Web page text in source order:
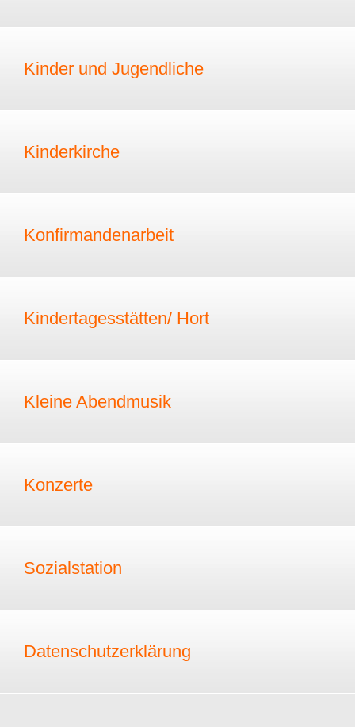
Kinder und Jugendliche
Kinderkirche
Konfirmandenarbeit
Kindertagesstätten/ Hort
Kleine Abendmusik
Konzerte
Sozialstation
Datenschutzerklärung